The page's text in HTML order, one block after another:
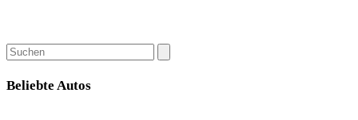
Beliebte Autos